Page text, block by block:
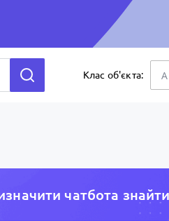
Клас об'єкта: A
чатбота